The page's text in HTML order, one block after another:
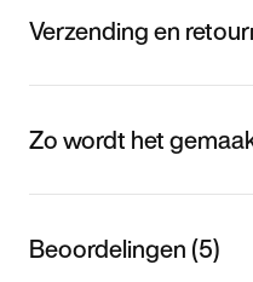
Verzending en
Zo wordt het
Beoordelingen (5)